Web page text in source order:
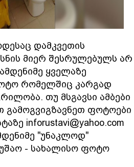
დამკვეთის
მიერ შესრულებულს არ
ყველაზე
რომელშიც კარგად
თუ მსგავსი ამბები
გამოგვიგზავნეთ ფოტოები
inforustavi@yahoo.com
"უნაკლოდ"
- სახალისო ფოტო